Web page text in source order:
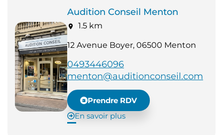
Audition Conseil Menton
1.5 km
12 Avenue Boyer, 06500 Menton
0493446096
menton@auditionconseil.com
Prendre RDV
En savoir plus